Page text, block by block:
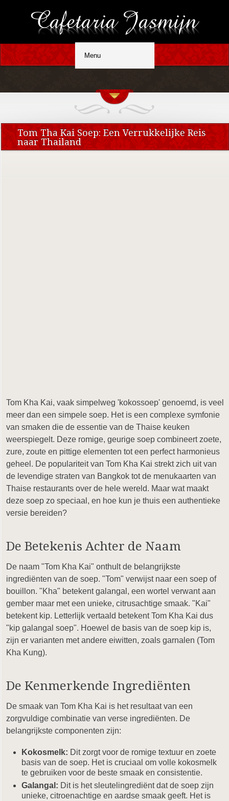
Tom Tha Kai Soep: Een Verrukkelijke Reis
naar Thailand
Tom Kha Kai, vaak simpelweg 'kokossoep' genoemd, is veel
meer dan een simpele soep. Het is een complexe symfonie
van smaken die de essentie van de Thaise keuken
weerspiegelt. Deze romige, geurige soep combineert zoete,
zure, zoute en pittige elementen tot een perfect harmonieus
geheel. De populariteit van Tom Kha Kai strekt zich uit van
de levendige straten van Bangkok tot de menukaarten van
Thaise restaurants over de hele wereld. Maar wat maakt
deze soep zo speciaal, en hoe kun je thuis een authentieke
versie bereiden?
De Betekenis Achter de Naam
De naam "Tom Kha Kai" onthult de belangrijkste
ingrediënten van de soep. "Tom" verwijst naar een soep of
bouillon. "Kha" betekent galangal, een wortel verwant aan
gember maar met een unieke, citrusachtige smaak. "Kai"
betekent kip. Letterlijk vertaald betekent Tom Kha Kai dus
"kip galangal soep". Hoewel de basis van de soep kip is,
zijn er varianten met andere eiwitten, zoals garnalen (Tom
Kha Kung).
De Kenmerkende Ingrediënten
De smaak van Tom Kha Kai is het resultaat van een
zorgvuldige combinatie van verse ingrediënten. De
belangrijkste componenten zijn:
Kokosmelk: Dit zorgt voor de romige textuur en zoete
basis van de soep. Het is cruciaal om volle kokosmelk
te gebruiken voor de beste smaak en consistentie.
Galangal: Dit is het sleutelingrediënt dat de soep zijn
unieke, citroenachtige en aardse smaak geeft. Het is